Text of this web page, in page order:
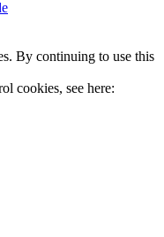
By continuing to use this
cookies, see here: